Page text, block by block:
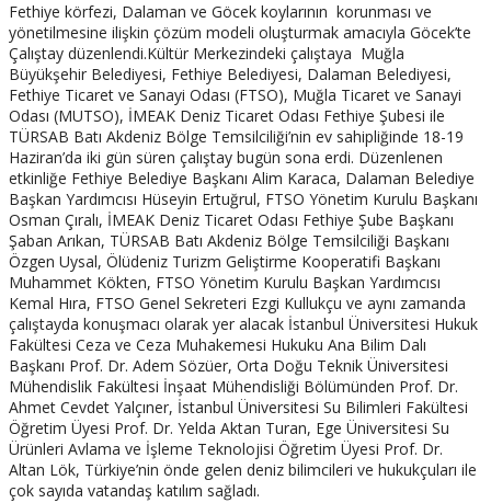
Fethiye körfezi, Dalaman ve Göcek koylarının korunması ve
yönetilmesine ilişkin çözüm modeli oluşturmak amacıyla Göcek’te
Çalıştay düzenlendi.Kültür Merkezindeki çalıştaya Muğla
Büyükşehir Belediyesi, Fethiye Belediyesi, Dalaman Belediyesi,
Fethiye Ticaret ve Sanayi Odası (FTSO), Muğla Ticaret ve Sanayi
Odası (MUTSO), İMEAK Deniz Ticaret Odası Fethiye Şubesi ile
TÜRSAB Batı Akdeniz Bölge Temsilciliği’nin ev sahipliğinde 18-19
Haziran’da iki gün süren çalıştay bugün sona erdi. Düzenlenen
etkinliğe Fethiye Belediye Başkanı Alim Karaca, Dalaman Belediye
Başkan Yardımcısı Hüseyin Ertuğrul, FTSO Yönetim Kurulu Başkanı
Osman Çıralı, İMEAK Deniz Ticaret Odası Fethiye Şube Başkanı
Şaban Arıkan, TÜRSAB Batı Akdeniz Bölge Temsilciliği Başkanı
Özgen Uysal, Ölüdeniz Turizm Geliştirme Kooperatifi Başkanı
Muhammet Kökten, FTSO Yönetim Kurulu Başkan Yardımcısı
Kemal Hıra, FTSO Genel Sekreteri Ezgi Kullukçu ve aynı zamanda
çalıştayda konuşmacı olarak yer alacak İstanbul Üniversitesi Hukuk
Fakültesi Ceza ve Ceza Muhakemesi Hukuku Ana Bilim Dalı
Başkanı Prof. Dr. Adem Sözüer, Orta Doğu Teknik Üniversitesi
Mühendislik Fakültesi İnşaat Mühendisliği Bölümünden Prof. Dr.
Ahmet Cevdet Yalçıner, İstanbul Üniversitesi Su Bilimleri Fakültesi
Öğretim Üyesi Prof. Dr. Yelda Aktan Turan, Ege Üniversitesi Su
Ürünleri Avlama ve İşleme Teknolojisi Öğretim Üyesi Prof. Dr.
Altan Lök, Türkiye’nin önde gelen deniz bilimcileri ve hukukçuları ile
çok sayıda vatandaş katılım sağladı.